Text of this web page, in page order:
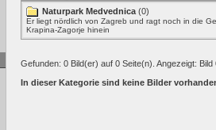
Naturpark Medvednica (0)
Er liegt nördlich von Zagreb und ragt noch in die
Krapina-Zagorje hinein
Gefunden: 0 Bild(er) auf 0 Seite(n). Angezeigt: Bild
In dieser Kategorie sind keine Bilder